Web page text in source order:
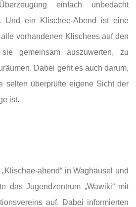
einfach unbedacht
Und ein Klischee-Abend ist eine
vorhandenen Klischees auf den
gemeinsam auszuwerten, zu
Dabei geht es auch darum,
selten überprüfte eigene Sicht der
ist.
abend“ in Waghäusel und
das Jugendzentrum „Wawiki“ mit
auf. Dabei informierten